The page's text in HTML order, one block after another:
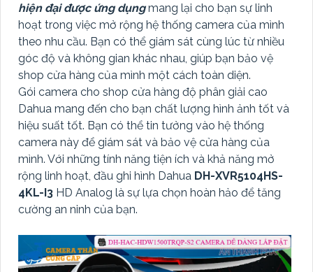
hiện đại được ứng dụngmang lại cho bạn sự linh
hoạt trong việc mở rộng hệ thống camera của mình
theo nhu cầu. Bạn có thể giám sát cùng lúc từ nhiều
góc độ và không gian khác nhau, giúp bạn bảo vệ
shop cửa hàng của mình một cách toàn diện.
Gói camera cho shop cửa hàng độ phân giải cao
Dahua mang đến cho bạn chất lượng hình ảnh tốt và
hiệu suất tốt. Bạn có thể tin tưởng vào hệ thống
camera này để giám sát và bảo vệ cửa hàng của
mình. Với những tính năng tiện ích và khả năng mở
rộng linh hoạt, đầu ghi hình Dahua DH-XVR5104HS-
4KL-I3 HD Analog là sự lựa chọn hoàn hảo để tăng
cường an ninh của bạn.